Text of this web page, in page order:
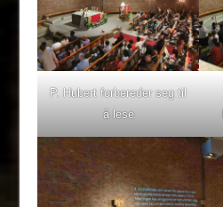
P. Hubert forbereder seg til
å lese